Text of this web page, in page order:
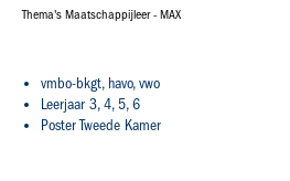
Thema's Maatschappijleer - MAX
vmbo-bkgt, havo, vwo
Leerjaar 3, 4, 5, 6
Poster Tweede Kamer